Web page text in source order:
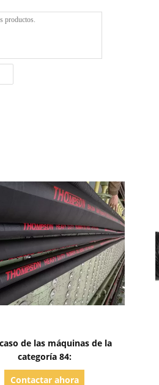
de las máquinas de la
categoría 84:
Contactar ahora